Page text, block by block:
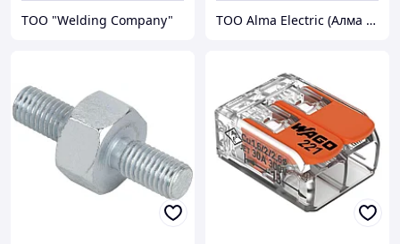
ТОО "Welding Company" ТОО Alma Electric (Алма Электрик)